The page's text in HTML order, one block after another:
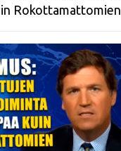
Rokottamattomien